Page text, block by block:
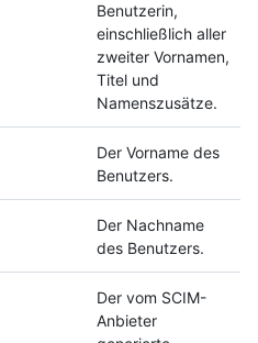
Benutzerin,
einschließlich aller
zweiter Vornamen,
Titel und
Namenszusätze.
Der Vorname des
Benutzers.
Der Nachname
des Benutzers.
Der vom SCIM-
Anbieter